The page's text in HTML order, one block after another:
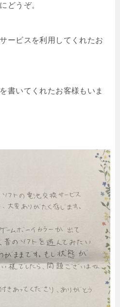
どうぞ。
ービスを利用してくれたお
書いてくれたお客様もいま